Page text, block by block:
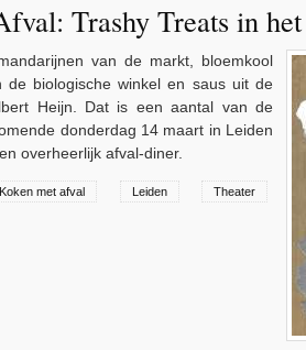
Trashy Treats in
van de markt, bloemkool
de biologische winkel en saus uit de
Heijn. Dat is een aantal van de
donderdag 14 maart in Leiden
overheerlijk afval-diner.
Koken met afval Leiden Theater